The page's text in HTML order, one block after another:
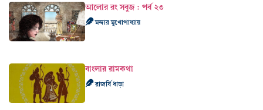
আলোর রং সবুজ : পর্ব ২৩
মন্দার মুখোপাধ্যায়
বাংলার রামকথা
রাজর্ষি ধাড়া